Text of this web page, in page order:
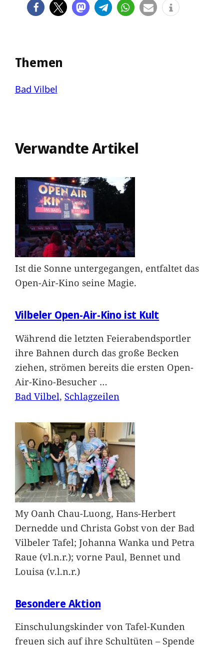
Themen
Bad Vilbel
Verwandte Artikel
Ist die Sonne untergegangen, entfaltet das
Open-Air-Kino seine Magie.
Vilbeler Open-Air-Kino ist Kult
Während die letzten Feierabendsportler
ihre Bahnen durch das große Becken
ziehen, strömen bereits die ersten Open-
Air-Kino-Besucher …
Bad Vilbel, Schlagzeilen
My Oanh Chau-Luong, Hans-Herbert
Dernedde und Christa Gobst von der Bad
Vilbeler Tafel; Johanna Wanka und Petra
Raue (vl.n.r.); vorne Paul, Bennet und
Louisa (v.l.n.r.)
Besondere Aktion
Einschulungskinder von Tafel-Kunden
freuen sich auf ihre Schultüten – Spende